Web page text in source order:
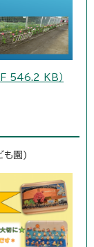
546.2 KB）
も園)